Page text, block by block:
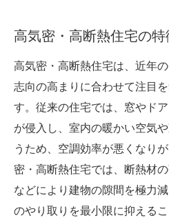
高気密・高断熱住宅の特
高気密・高断熱住宅は、近年
志向の高まりに合わせて注目
す。従来の住宅では、窓やド
が侵入し、室内の暖かい空気
うため、空調効率が悪くなり
密・高断熱住宅では、断熱材
などにより建物の隙間を極力
のやり取りを最小限に抑える